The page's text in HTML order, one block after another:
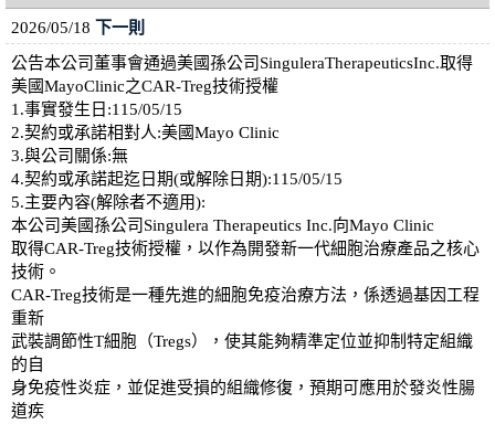
2026/05/18 下一則
公告本公司董事會通過美國孫公司SinguleraTherapeuticsInc.取得
美國MayoClinic之CAR-Treg技術授權
1.事實發生日:115/05/15
2.契約或承諾相對人:美國Mayo Clinic
3.與公司關係:無
4.契約或承諾起迄日期(或解除日期):115/05/15
5.主要內容(解除者不適用):
本公司美國孫公司Singulera Therapeutics Inc.向Mayo Clinic
取得CAR-Treg技術授權，以作為開發新一代細胞治療產品之核心
技術。
CAR-Treg技術是一種先進的細胞免疫治療方法，係透過基因工程
重新
武裝調節性T細胞（Tregs），使其能夠精準定位並抑制特定組織
的自
身免疫性炎症，並促進受損的組織修復，預期可應用於發炎性腸
道疾